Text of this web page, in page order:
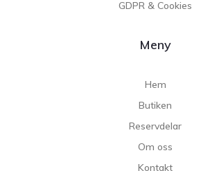
GDPR & Cookies
Meny
Hem
Butiken
Reservdelar
Om oss
Kontakt